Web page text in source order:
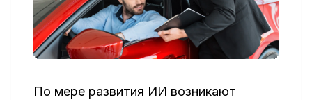
По мере развития ИИ возникают